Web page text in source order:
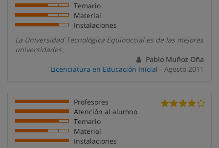
Temario
Material
Instalaciones
La Universidad Tecnológica Equinoccial es de las mejores
universidades.
Pablo Muñoz Oña
Licenciatura en Educación Inicial - Agosto 2011
Profesores
Atención al alumno
Temario
Material
Instalaciones